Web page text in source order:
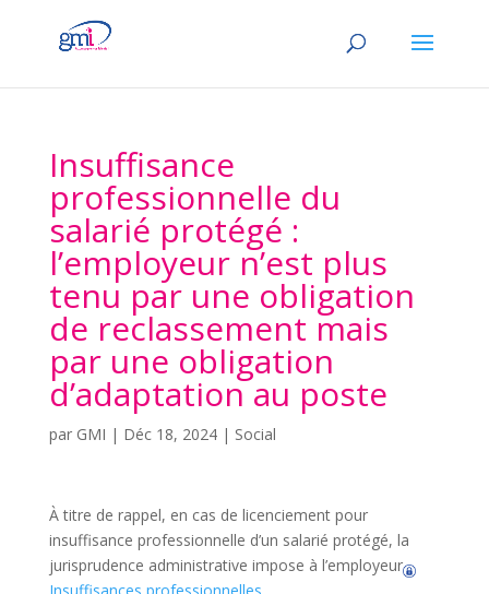
Insuffisance
professionnelle du
salarié protégé :
l’employeur n’est plus
tenu par une obligation
de reclassement mais
par une obligation
d’adaptation au poste
par GMI | Déc 18, 2024| Social
À titre de rappel, en cas de licenciement pour
insuffisance professionnelle d’un salarié protégé, la
jurisprudence administrative impose à l’employeur